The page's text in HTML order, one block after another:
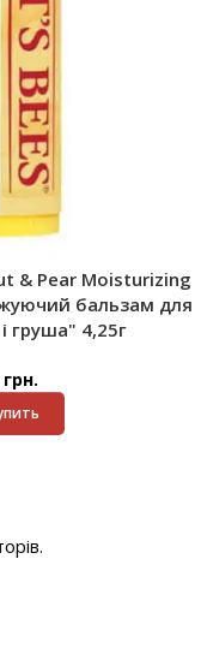
& Pear Moisturizing
бальзам для
груша" 4,25г
грн.